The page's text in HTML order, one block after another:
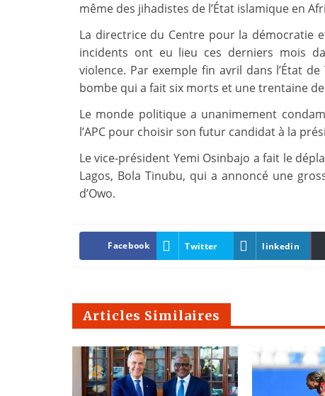
même des jihadistes de l’État islamique en
La directrice du Centre pour la démocratie
incidents ont eu lieu ces derniers mois
violence. Par exemple fin avril dans l’État
bombe qui a fait six morts et une trentaine de
Le monde politique a unanimement
l’APC pour choisir son futur candidat à la
Le vice-président Yemi Osinbajo a fait le
Lagos, Bola Tinubu, qui a annoncé une
d’Owo.
Facebook Twitter linkedin
Articles Similaires